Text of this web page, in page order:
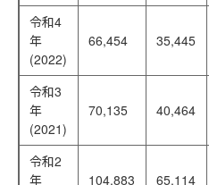
令和4
年
(2022)
66,454 35,445
令和3
年
(2021)
70,135 40,464
令和2
年
104,883 65,114